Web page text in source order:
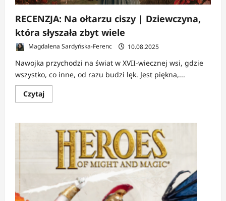
RECENZJA: Na ołtarzu ciszy | Dziewczyna,
która słyszała zbyt wiele
Magdalena Sardyńska-Ferenc 10.08.2025
Nawojka przychodzi na świat w XVII-wiecznej wsi, gdzie
wszystko, co inne, od razu budzi lęk. Jest piękna,...
CzytajDowiedz
się
RECENZJA:
ołtarzu
ciszy
Dziewczyna,
która
słyszała
wiele